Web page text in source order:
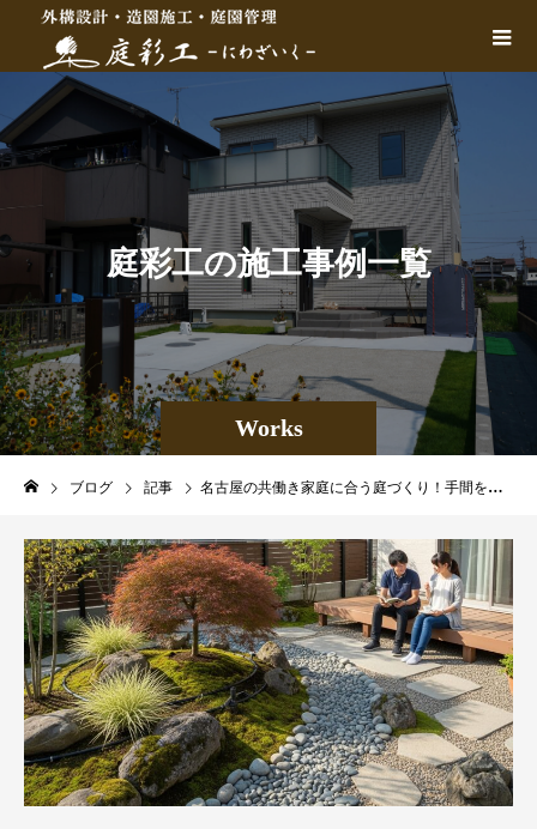
Works
庭彩工の施工事例一覧
ブログ 記事 名古屋の共働き家庭に合う庭づくり！手間を減らす外構設計の考え方